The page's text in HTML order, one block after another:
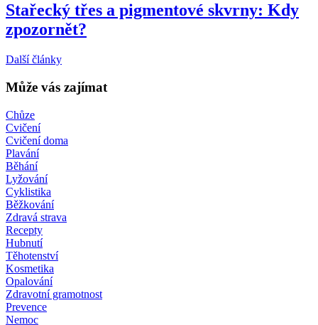
Stařecký třes a pigmentové skvrny: Kdy
zpozornět?
Další články
Může vás zajímat
Chůze
Cvičení
Cvičení doma
Plavání
Běhání
Lyžování
Cyklistika
Běžkování
Zdravá strava
Recepty
Hubnutí
Těhotenství
Kosmetika
Opalování
Zdravotní gramotnost
Prevence
Nemoc